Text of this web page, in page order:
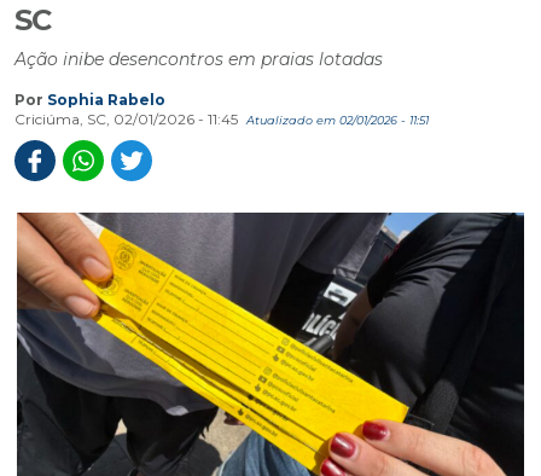
SC
Ação inibe desencontros em praias lotadas
Por Sophia Rabelo
Criciúma, SC, 02/01/2026 - 11:45
Atualizado em 02/01/2026 - 11:51